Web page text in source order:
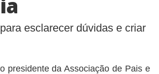
esclarecer dúvidas e criar
presidente da Associação de Pais e